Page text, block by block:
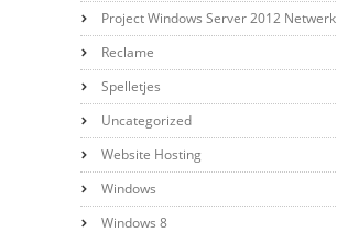
Project Windows Server 2012 Netwerk
Reclame
Spelletjes
Uncategorized
Website Hosting
Windows
Windows 8